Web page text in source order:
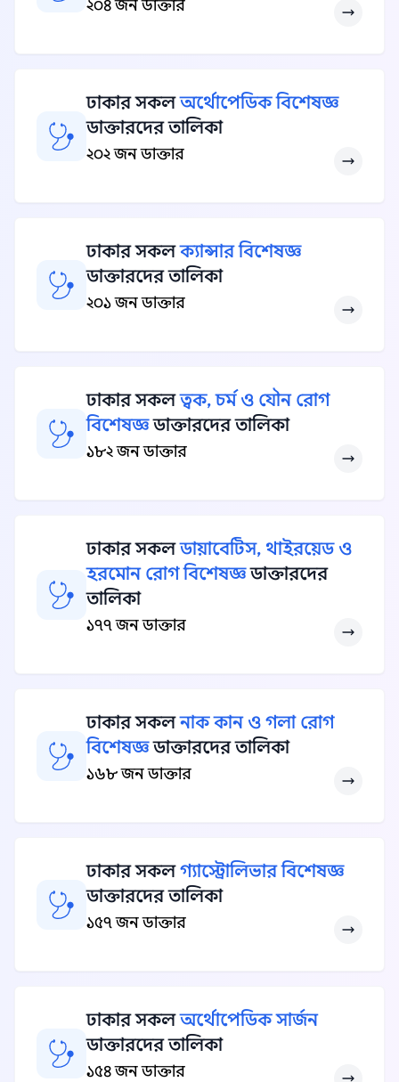
২০৪ জন ডাক্তার
ঢাকার সকলঅর্থোপেডিক বিশেষজ্ঞ
ডাক্তারদের তালিকা
২০২ জন ডাক্তার
ঢাকার সকলক্যান্সার বিশেষজ্ঞ
ডাক্তারদের তালিকা
২০১ জন ডাক্তার
ঢাকার সকলত্বক, চর্ম ও যৌন রোগ
বিশেষজ্ঞডাক্তারদের তালিকা
১৮২ জন ডাক্তার
ঢাকার সকলডায়াবেটিস, থাইরয়েড ও
হরমোন রোগ বিশেষজ্ঞডাক্তারদের
তালিকা
১৭৭ জন ডাক্তার
ঢাকার সকলনাক কান ও গলা রোগ
বিশেষজ্ঞডাক্তারদের তালিকা
১৬৮ জন ডাক্তার
ঢাকার সকলগ্যাস্ট্রোলিভার বিশেষজ্ঞ
ডাক্তারদের তালিকা
১৫৭ জন ডাক্তার
ঢাকার সকলঅর্থোপেডিক সার্জন
ডাক্তারদের তালিকা
১৫৪ জন ডাক্তার